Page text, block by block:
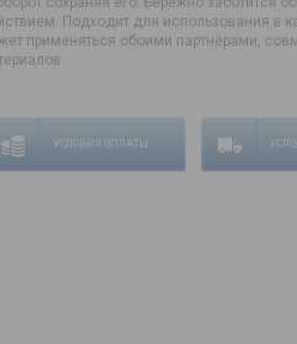
Подходит для использования в
применяться обоими партнёрами,
УСЛОВИЯ ОПЛАТЫ